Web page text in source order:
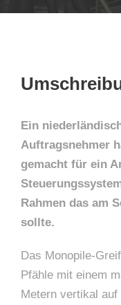
Ein
Auftragsnehmer
gemacht für ein
Rahmen das am
sollte.
Das Monopile-
Pfähle mit einem
Metern vertikal auf